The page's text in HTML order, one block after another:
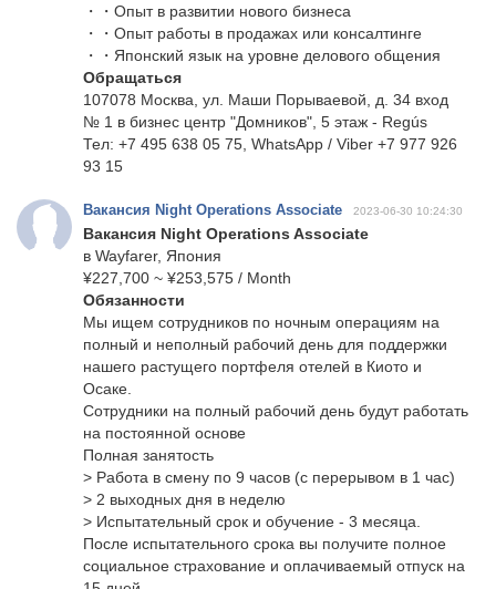
・・Опыт в развитии нового бизнеса
・・Опыт работы в продажах или консалтинге
・・Японский язык на уровне делового общения
Обращаться
107078 Москва, ул. Маши Порываевой, д. 34 вход
№ 1 в бизнес центр "Домников", 5 этаж - Regús
Тел: +7 495 638 05 75, WhatsApp / Viber +7 977 926
93 15
Вакансия Night Operations Associate 2023-06-30 10:24:30
Вакансия Night Operations Associate
в Wayfarer, Япония
¥227,700 ~ ¥253,575 / Month
Обязанности
Мы ищем сотрудников по ночным операциям на
полный и неполный рабочий день для поддержки
нашего растущего портфеля отелей в Киото и
Осаке.
Сотрудники на полный рабочий день будут работать
на постоянной основе
Полная занятость
> Работа в смену по 9 часов (с перерывом в 1 час)
> 2 выходных дня в неделю
> Испытательный срок и обучение - 3 месяца.
После испытательного срока вы получите полное
социальное страхование и оплачиваемый отпуск на